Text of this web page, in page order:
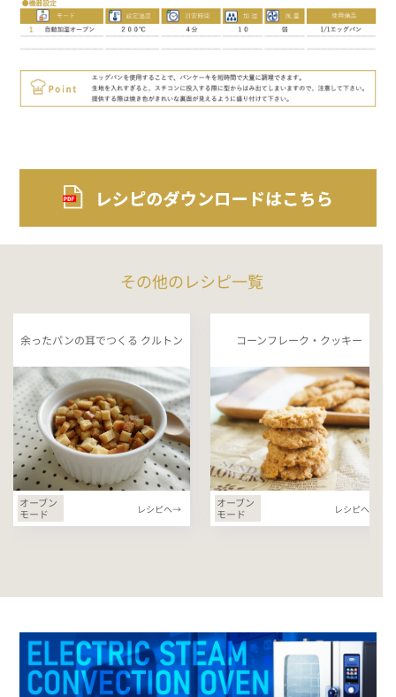
その他のレシピ一覧
余ったパンの耳でつくる クルトン
オーブン
モード
レシピへ→
コーンフレーク・クッキー
オーブン
モード
レシピへ→